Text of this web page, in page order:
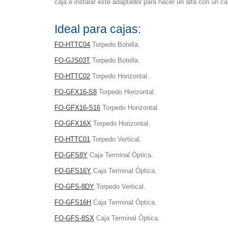
caja e instalar este adaptador para hacer un alta con un
Ideal para cajas:
FO-HTTC04 Torpedo Botella.
FO-GJS03T Torpedo Botella.
FO-HTTC02 Torpedo Horizontal.
FO-GFX16-S8 Torpedo Horizontal.
FO-GFX16-S16 Torpedo Horizontal.
FO-GFX16X Torpedo Horizontal.
FO-HTTC01 Torpedo Vertical.
FO-GFS8Y Caja Terminal Óptica.
FO-GFS16Y Caja Terminal Óptica.
FO-GFS-8DY Torpedo Vertical.
FO-GFS16H Caja Terminal Óptica.
FO-GFS-8SX Caja Terminal Óptica.